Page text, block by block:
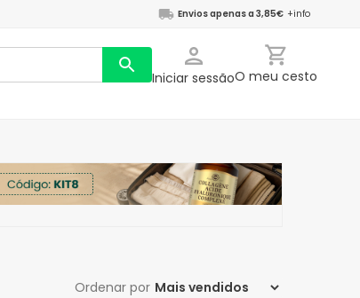
Envios apenas a 3,85€ +info
Iniciar sessãoO meu cesto
Ordenar por